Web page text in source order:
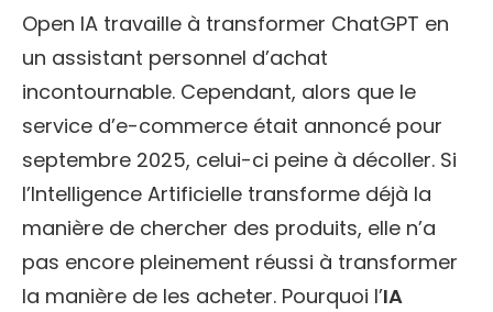
Open IA travaille à transformer ChatGPT en
un assistant personnel d’achat
incontournable. Cependant, alors que le
service d’e-commerce était annoncé pour
septembre 2025, celui-ci peine à décoller. Si
l’Intelligence Artificielle transforme déjà la
manière de chercher des produits, elle n’a
pas encore pleinement réussi à transformer
la manière de les acheter. Pourquoi l’IA